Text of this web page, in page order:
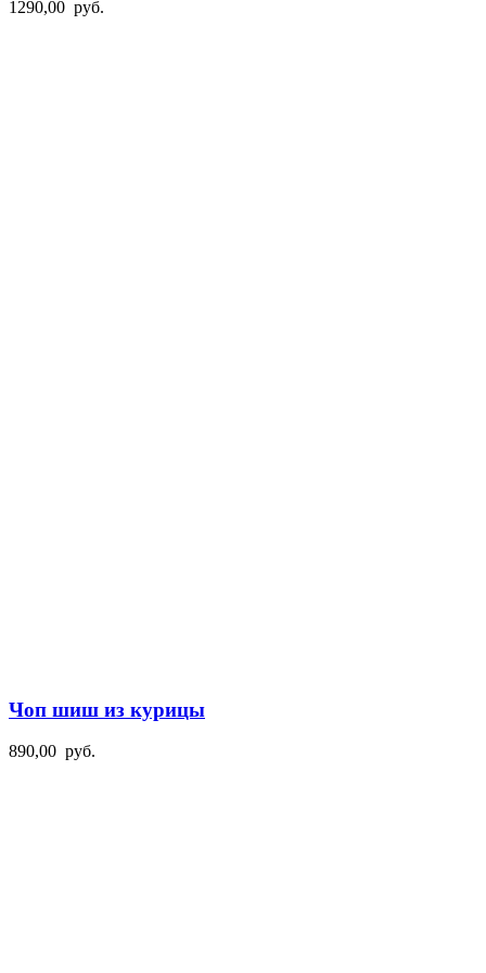
1290,00 руб.
Чоп шиш из курицы
890,00 руб.